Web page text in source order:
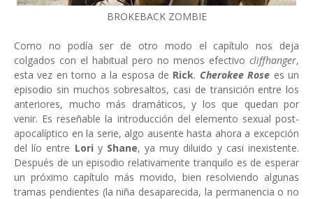
BROKEBACK ZOMBIE
Como no podía ser de otro modo el capítulo nos deja
colgados con el habitual pero no menos efectivo cliffhanger,
esta vez en torno a la esposa de Rick. Cherokee Rose es un
episodio sin muchos sobresaltos, casi de transición entre los
anteriores, mucho más dramáticos, y los que quedan por
venir. Es reseñable la introducción del elemento sexual post-
apocalíptico en la serie, algo ausente hasta ahora a excepción
del lío entre Lori y Shane, ya muy diluido y casi inexistente.
Después de un episodio relativamente tranquilo es de esperar
un próximo capítulo más movido, bien resolviendo algunas
tramas pendientes (la niña desaparecida, la permanencia o no